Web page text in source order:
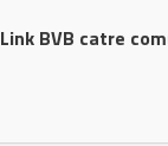
Link BVB catre